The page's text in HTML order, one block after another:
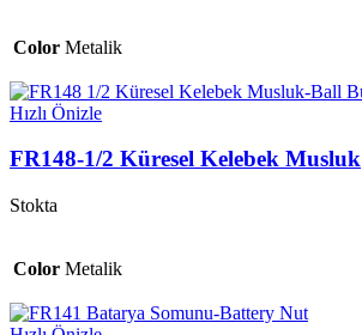
Color Metalik
Hızlı Önizle
FR148-1/2 Küresel Kelebek Musluk
Stokta
Color Metalik